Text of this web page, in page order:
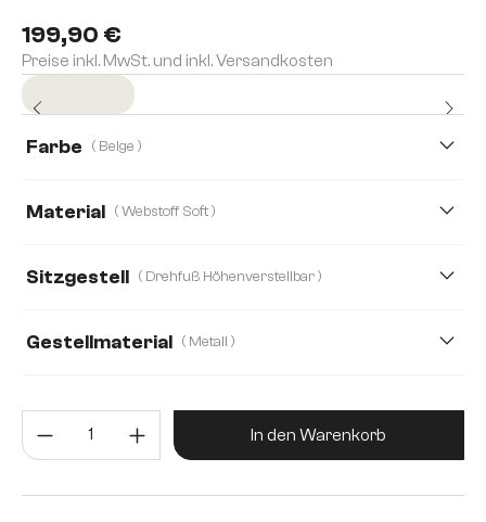
199,90 €
Preise inkl. MwSt. und inkl. Versandkosten
Farbe ( Beige )
Material ( Webstoff Soft )
Mikrofaser/Bouclé Mikrofaserstoff
Sitzgestell ( Drehfuß Höhenverstellbar )
Gestellmaterial ( Metall )
Produkt Anzahl: Gib den
In den Warenkorb